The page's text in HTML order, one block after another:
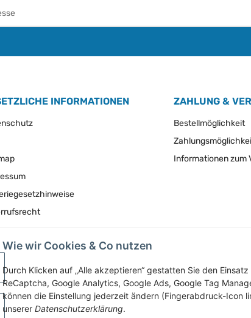
Wie wir Cookies & Co nutzen
Durch Klicken auf „Alle akzeptieren“ gestatten Sie den
ReCaptcha, Google Analytics, Google Ads, Google Tag
können die Einstellung jederzeit ändern (Fingerabdruck-Icon
unserer Datenschutzerklärung.
INFORMATIONEN ZAHLUNG &
Bestellmöglichkeit
Informationen zum
Vertrag widerrufen
* Alle Preise inkl. gesetzlicher USt., zzgl.Versand
Service-Hotline +43-7758-30410